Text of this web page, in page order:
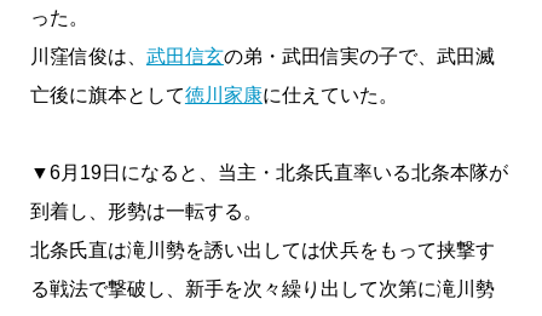
った。
川窪信俊は、 武田信玄の弟・武田信実の子で、武田滅
亡後に旗本として徳川家康に仕えていた。
▼6月19日になると、当主・北条氏直率いる北条本隊が
到着し、形勢は一転する。
北条氏直は滝川勢を誘い出しては伏兵をもって挟撃す
る戦法で撃破し、新手を次々繰り出して次第に滝川勢